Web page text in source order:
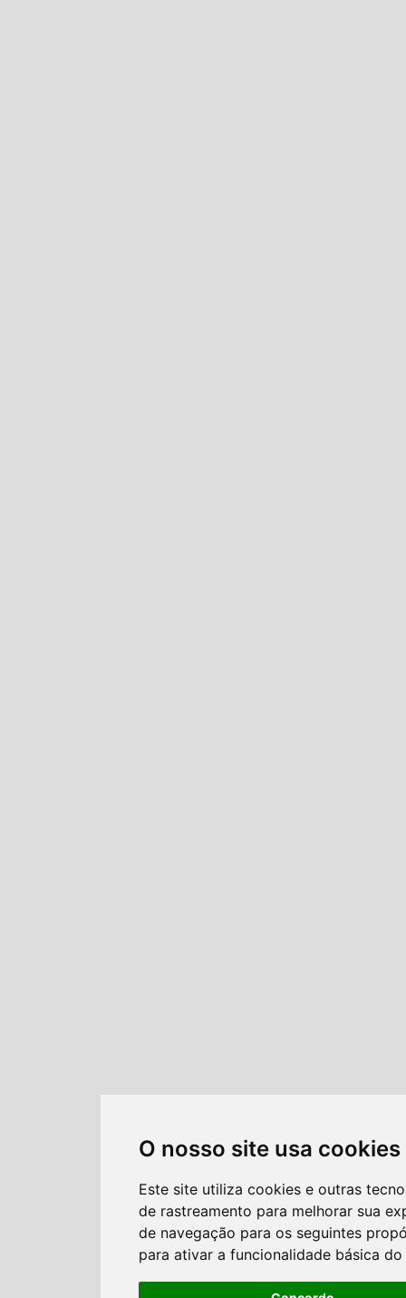
O nosso site usa cookies
Este site utiliza cookies e outras
de rastreamento para melhorar sua
de navegação para os seguintes
para ativar a funcionalidade básica